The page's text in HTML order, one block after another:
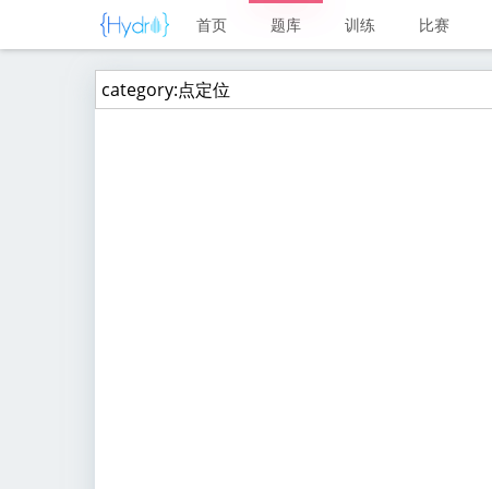
首页 题库 训练 比赛